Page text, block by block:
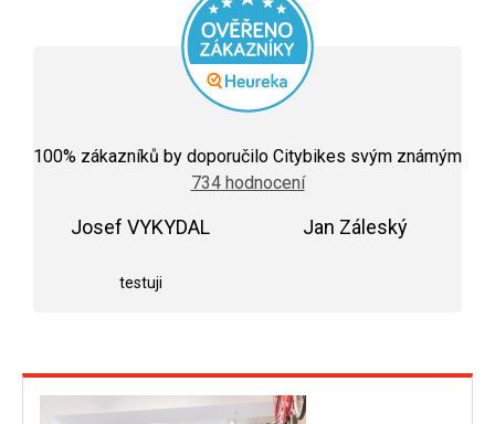
hodnocení
obchodu
je
100% zákazníků by doporučilo Citybikes svým známým
734 hodnocení
Josef VYKYDAL
testuji
Jan Záleský